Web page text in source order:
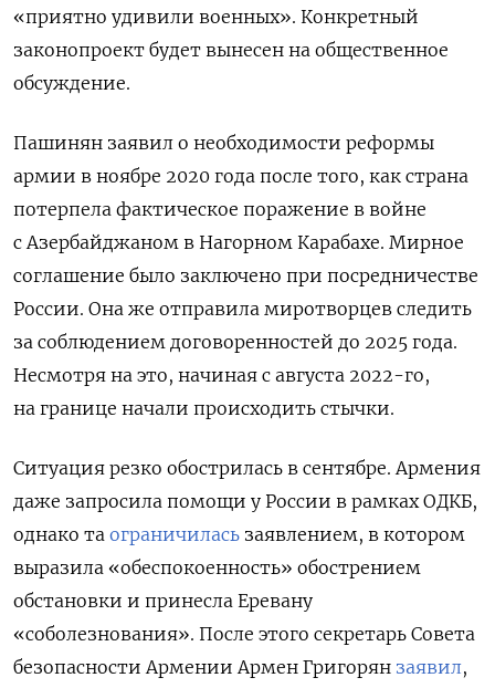
«приятно удивили военных». Конкретный
законопроект будет вынесен на общественное
обсуждение.
Пашинян заявил о необходимости реформы
армии в ноябре 2020 года после того, как страна
потерпела фактическое поражение в войне
с Азербайджаном в Нагорном Карабахе. Мирное
соглашение было заключено при посредничестве
России. Она же отправила миротворцев следить
за соблюдением договоренностей до 2025 года.
Несмотря на это, начиная с августа 2022-го,
на границе начали происходить стычки.
Ситуация резко обострилась в сентябре. Армения
даже запросила помощи у России в рамках ОДКБ,
однако та ограничилась заявлением, в котором
выразила «обеспокоенность» обострением
обстановки и принесла Еревану
«соболезнования». После этого секретарь Совета
безопасности Армении Армен Григорян заявил,